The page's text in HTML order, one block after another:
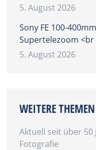
5. August 2026
Sony FE 100-
Supertelezoom
5. August 2026
WEITERE
Aktuell seit über 50
Fotografie